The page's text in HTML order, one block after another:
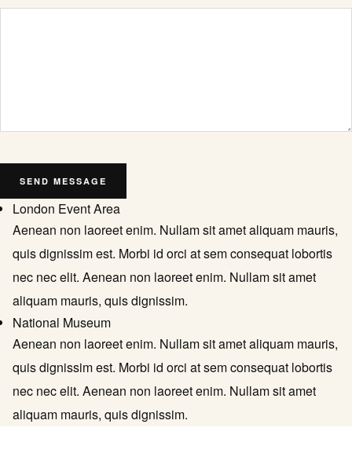
London Event Area
Aenean non laoreet enim. Nullam sit amet aliquam mauris,
quis dignissim est. Morbi id orci at sem consequat lobortis
nec nec elit. Aenean non laoreet enim. Nullam sit amet
aliquam mauris, quis dignissim.
National Museum
Aenean non laoreet enim. Nullam sit amet aliquam mauris,
quis dignissim est. Morbi id orci at sem consequat lobortis
nec nec elit. Aenean non laoreet enim. Nullam sit amet
aliquam mauris, quis dignissim.